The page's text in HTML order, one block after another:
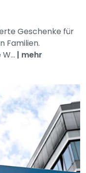
Geschenke für
Familien.
| mehr